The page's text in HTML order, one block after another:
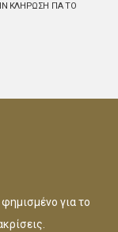
ΚΛΗΡΩΣΗ ΓΙΑ ΤΟ
για το